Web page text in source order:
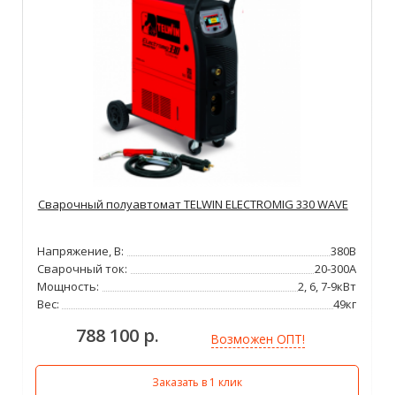
Сварочный полуавтомат TELWIN ELECTROMIG 330 WAVE
Напряжение, В:
380В
Сварочный ток:
20-300А
Мощность:
2, 6, 7-9кВт
Вес:
49кг
788 100 р. Возможен ОПТ!
Заказать в 1 клик